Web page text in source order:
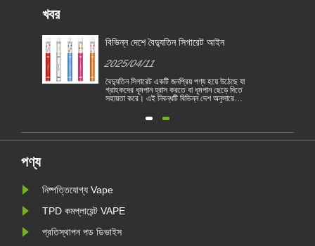
খবর
বিভিন্ন দেশে বৈদ্যুতিন সিগারেট আইন
2025/04/11
বৈদ্যুতিন সিগারেট একটি জনপ্রিয় পণ্য হয়ে উঠেছে যা
গ্রাহকদের ধূমপান হ্রাস করতে বা ধূমপান ছেড়ে দিতে
সহায়তা করে। এই নিবন্ধটি বিভিন্ন দেশ অনুসারে
তদ্ব্যতীত, কয়েকটি দেশ রয়েছে এবং অঞ্চলগুলি
ভ্যাপিং পণ্য নিষিদ্ধ করেছে।
পণ্য
নিষ্পত্তিযোগ্য Vape
TPD কমপ্লায়েন্ট VAPE
প্রতিস্থাপন পড ডিভাইস